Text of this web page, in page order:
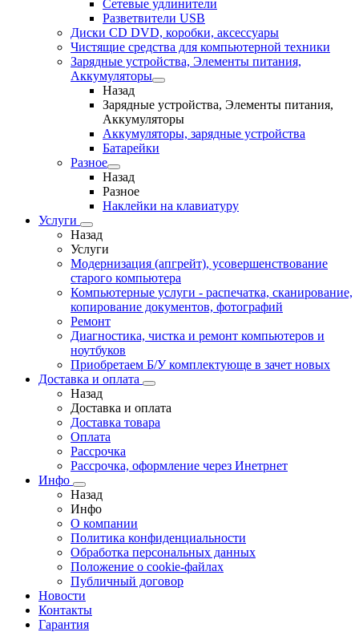
Сетевые удлинители
Разветвители USB
Диски CD DVD, коробки, аксессуары
Чистящие средства для компьютерной техники
Зарядные устройства, Элементы питания,
Аккумуляторы
Назад
Зарядные устройства, Элементы питания,
Аккумуляторы
Аккумуляторы, зарядные устройства
Батарейки
Разное
Назад
Разное
Наклейки на клавиатуру
Услуги
Назад
Услуги
Модернизация (апгрейт), усовершенствование
старого компьютера
Компьютерные услуги - распечатка, сканирование,
копирование документов, фотографий
Ремонт
Диагностика, чистка и ремонт компьютеров и
ноутбуков
Приобретаем Б/У комплектующе в зачет новых
Доставка и оплата
Назад
Доставка и оплата
Доставка товара
Оплата
Рассрочка
Рассрочка, оформление через Инетрнет
Инфо
Назад
Инфо
О компании
Политика конфиденциальности
Обработка персональных данных
Положение о cookie-файлах
Публичный договор
Новости
Контакты
Гарантия